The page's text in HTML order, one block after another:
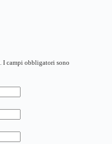
I campi obbligatori sono